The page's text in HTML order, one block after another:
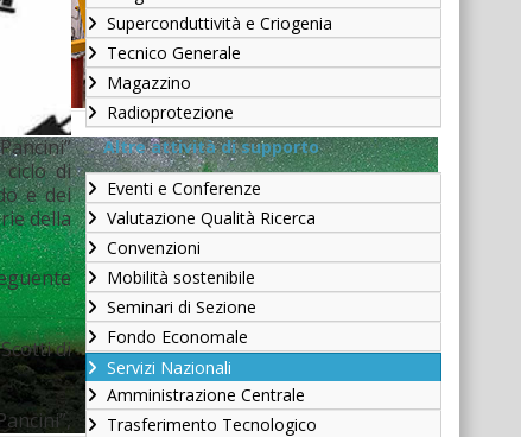
ciclo di
e dei
della
di
Superconduttività e Criogenia
Tecnico Generale
Magazzino
Radioprotezione
Altre attività di supporto
Eventi e Conferenze
Valutazione Qualità Ricerca
Convenzioni
Mobilità sostenibile
Seminari di Sezione
Fondo Economale
Servizi Nazionali
Amministrazione Centrale
Trasferimento Tecnologico